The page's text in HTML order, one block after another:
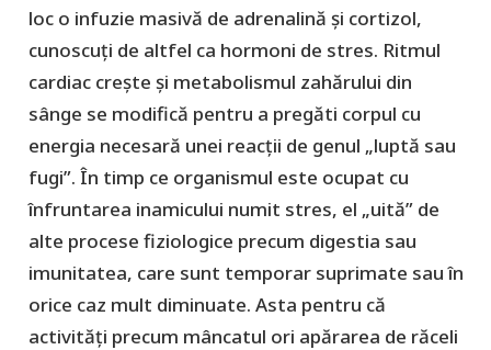
loc o infuzie masivă de adrenalină și cortizol,
cunoscuți de altfel ca hormoni de stres. Ritmul
cardiac crește și metabolismul zahărului din
sânge se modifică pentru a pregăti corpul cu
energia necesară unei reacții de genul „luptă sau
fugi”. În timp ce organismul este ocupat cu
înfruntarea inamicului numit stres, el „uită” de
alte procese fiziologice precum digestia sau
imunitatea, care sunt temporar suprimate sau în
orice caz mult diminuate. Asta pentru că
activități precum mâncatul ori apărarea de răceli